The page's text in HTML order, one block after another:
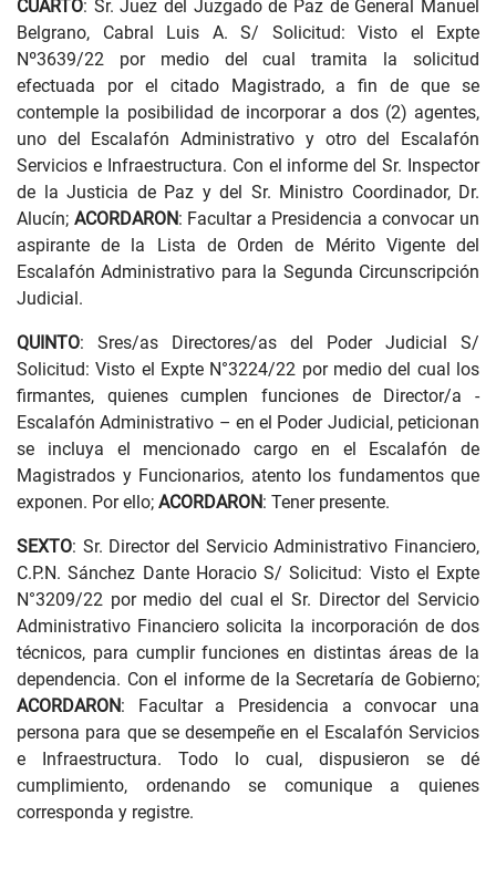
CUARTO: Sr. Juez del Juzgado de Paz de General Manuel
Belgrano, Cabral Luis A. S/ Solicitud: Visto el Expte
Nº3639/22 por medio del cual tramita la solicitud
efectuada por el citado Magistrado, a fin de que se
contemple la posibilidad de incorporar a dos (2) agentes,
uno del Escalafón Administrativo y otro del Escalafón
Servicios e Infraestructura. Con el informe del Sr. Inspector
de la Justicia de Paz y del Sr. Ministro Coordinador, Dr.
Alucín; ACORDARON: Facultar a Presidencia a convocar un
aspirante de la Lista de Orden de Mérito Vigente del
Escalafón Administrativo para la Segunda Circunscripción
Judicial.
QUINTO: Sres/as Directores/as del Poder Judicial S/
Solicitud: Visto el Expte N°3224/22 por medio del cual los
firmantes, quienes cumplen funciones de Director/a -
Escalafón Administrativo – en el Poder Judicial, peticionan
se incluya el mencionado cargo en el Escalafón de
Magistrados y Funcionarios, atento los fundamentos que
exponen. Por ello; ACORDARON: Tener presente.
SEXTO: Sr. Director del Servicio Administrativo Financiero,
C.P.N. Sánchez Dante Horacio S/ Solicitud: Visto el Expte
N°3209/22 por medio del cual el Sr. Director del Servicio
Administrativo Financiero solicita la incorporación de dos
técnicos, para cumplir funciones en distintas áreas de la
dependencia. Con el informe de la Secretaría de Gobierno;
ACORDARON: Facultar a Presidencia a convocar una
persona para que se desempeñe en el Escalafón Servicios
e Infraestructura. Todo lo cual, dispusieron se dé
cumplimiento, ordenando se comunique a quienes
corresponda y registre.